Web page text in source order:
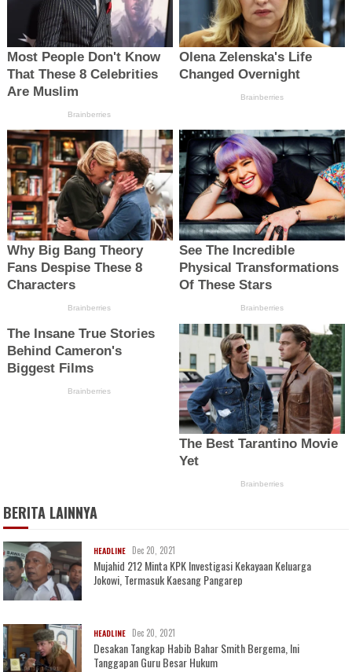
BERITA LAINNYA
HEADLINE Dec 20, 2021
Mujahid 212 Minta KPK Investigasi Kekayaan Keluarga
Jokowi, Termasuk Kaesang Pangarep
HEADLINE Dec 20, 2021
Desakan Tangkap Habib Bahar Smith Bergema, Ini
Tanggapan Guru Besar Hukum